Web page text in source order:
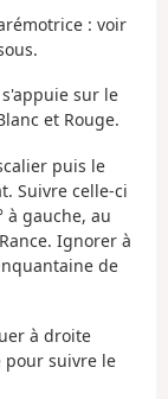
: voir
sur le
et Rouge.
puis le
Suivre celle-ci
à gauche, au
Ignorer à
de
à droite
pour suivre le